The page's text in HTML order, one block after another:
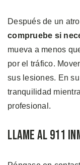
Después de un
compruebe si
mueva a menos
por el tráfico.
sus lesiones. En
tranquilidad
profesional.
Llame al 911